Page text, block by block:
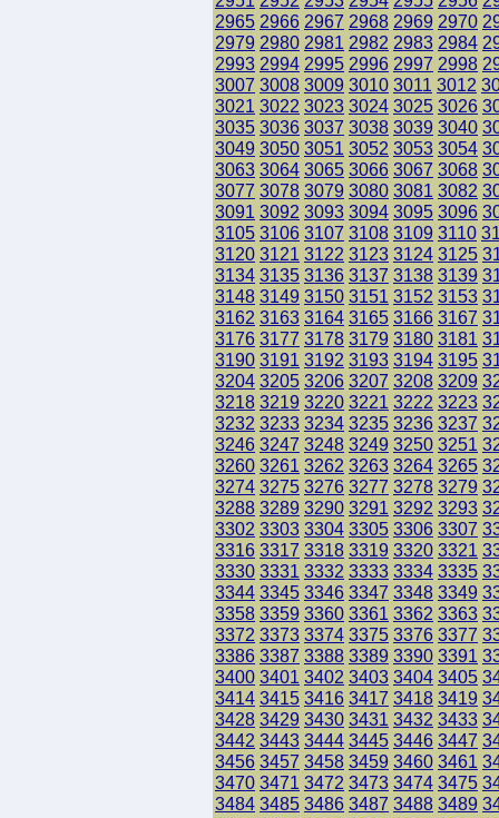
2965 2966 2967 2968 2969 2970
2979 2980 2981 2982 2983 2984
2993 2994 2995 2996 2997 2998
3007 3008 3009 3010 3011 3012
3021 3022 3023 3024 3025 3026
3035 3036 3037 3038 3039 3040
3049 3050 3051 3052 3053 3054
3063 3064 3065 3066 3067 3068
3077 3078 3079 3080 3081 3082
3091 3092 3093 3094 3095 3096
3105 3106 3107 3108 3109 3110
3120 3121 3122 3123 3124 3125
3134 3135 3136 3137 3138 3139
3148 3149 3150 3151 3152 3153
3162 3163 3164 3165 3166 3167
3176 3177 3178 3179 3180 3181
3190 3191 3192 3193 3194 3195
3204 3205 3206 3207 3208 3209
3218 3219 3220 3221 3222 3223
3232 3233 3234 3235 3236 3237
3246 3247 3248 3249 3250 3251
3260 3261 3262 3263 3264 3265
3274 3275 3276 3277 3278 3279
3288 3289 3290 3291 3292 3293
3302 3303 3304 3305 3306 3307
3316 3317 3318 3319 3320 3321
3330 3331 3332 3333 3334 3335
3344 3345 3346 3347 3348 3349
3358 3359 3360 3361 3362 3363
3372 3373 3374 3375 3376 3377
3386 3387 3388 3389 3390 3391
3400 3401 3402 3403 3404 3405
3414 3415 3416 3417 3418 3419
3428 3429 3430 3431 3432 3433
3442 3443 3444 3445 3446 3447
3456 3457 3458 3459 3460 3461
3470 3471 3472 3473 3474 3475
3484 3485 3486 3487 3488 3489